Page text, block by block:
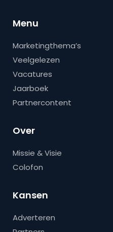
Menu
Marketingthema’s
Veelgelezen
Vacatures
Jaarboek
Partnercontent
Over
Missie & Visie
Colofon
Kansen
Adverteren